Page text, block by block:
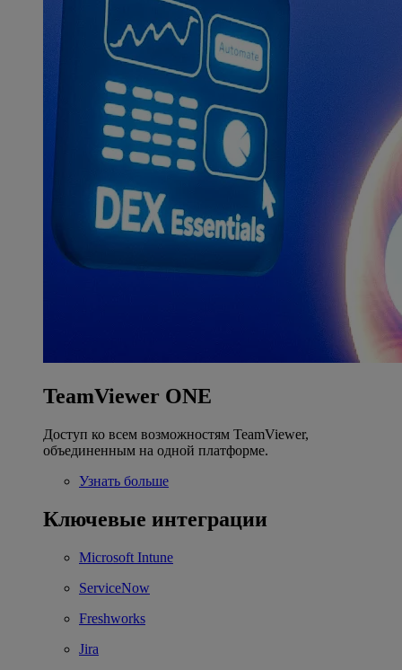
TeamViewer ONE
Доступ ко всем возможностям TeamViewer,
объединенным на одной платформе.
Узнать больше
Ключевые интеграции
Microsoft Intune
ServiceNow
Freshworks
Jira